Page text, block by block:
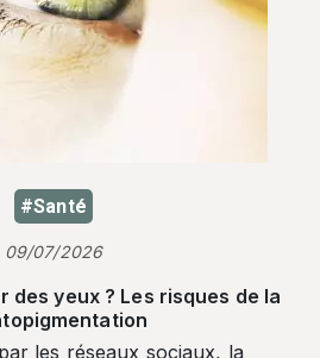
#Santé
09/07/2026
des yeux ? Les risques de la
les réseaux sociaux, la